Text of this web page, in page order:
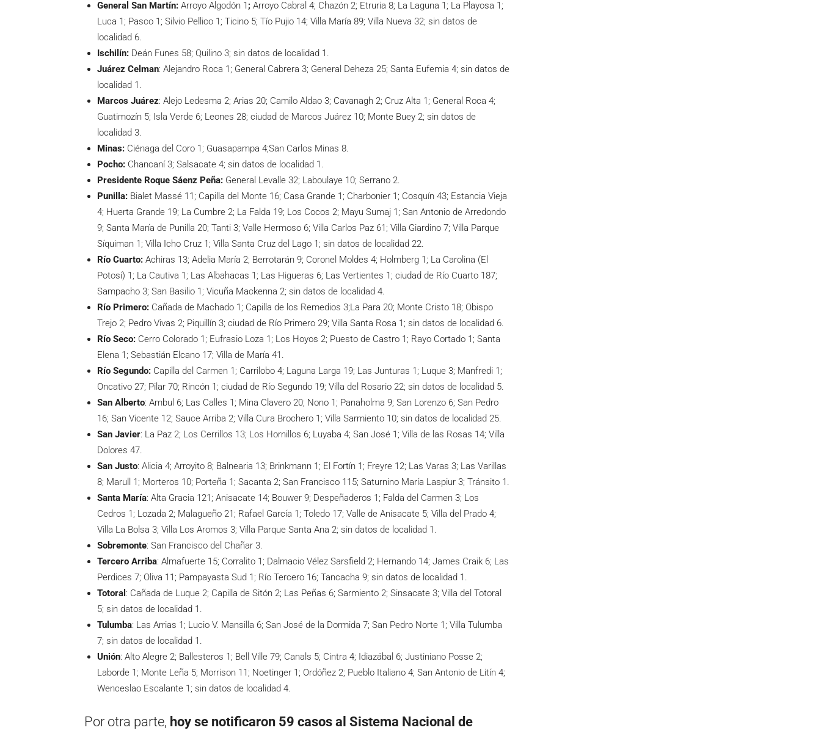
General San Martín: Arroyo Algodón 1 ; Arroyo Cabral 4; Chazón 2; Etruria 8; La Laguna 1; La Playosa 1;
Luca 1; Pasco 1; Silvio Pellico 1; Ticino 5; Tío Pujio 14; Villa María 89; Villa Nueva 32; sin datos de
localidad 6.
Ischilín: Deán Funes 58; Quilino 3; sin datos de localidad 1.
Juárez Celman: Alejandro Roca 1; General Cabrera 3; General Deheza 25; Santa Eufemia 4; sin datos de
localidad 1.
Marcos Juárez: Alejo Ledesma 2; Arias 20; Camilo Aldao 3; Cavanagh 2; Cruz Alta 1; General Roca 4;
Guatimozín 5; Isla Verde 6; Leones 28; ciudad de Marcos Juárez 10; Monte Buey 2; sin datos de
localidad 3.
Minas: Ciénaga del Coro 1; Guasapampa 4;San Carlos Minas 8.
Pocho: Chancaní 3; Salsacate 4; sin datos de localidad 1.
Presidente Roque Sáenz Peña: General Levalle 32; Laboulaye 10; Serrano 2.
Punilla: Bialet Massé 11; Capilla del Monte 16; Casa Grande 1; Charbonier 1; Cosquín 43; Estancia Vieja
4; Huerta Grande 19; La Cumbre 2; La Falda 19; Los Cocos 2; Mayu Sumaj 1; San Antonio de Arredondo
9; Santa María de Punilla 20; Tanti 3; Valle Hermoso 6; Villa Carlos Paz 61; Villa Giardino 7; Villa Parque
Síquiman 1; Villa Icho Cruz 1; Villa Santa Cruz del Lago 1; sin datos de localidad 22.
Río Cuarto: Achiras 13; Adelia María 2; Berrotarán 9; Coronel Moldes 4; Holmberg 1; La Carolina (El
Potosí) 1; La Cautiva 1; Las Albahacas 1; Las Higueras 6; Las Vertientes 1; ciudad de Río Cuarto 187;
Sampacho 3; San Basilio 1; Vicuña Mackenna 2; sin datos de localidad 4.
Río Primero: Cañada de Machado 1; Capilla de los Remedios 3;La Para 20; Monte Cristo 18; Obispo
Trejo 2; Pedro Vivas 2; Piquillín 3; ciudad de Río Primero 29; Villa Santa Rosa 1; sin datos de localidad 6.
Río Seco: Cerro Colorado 1; Eufrasio Loza 1; Los Hoyos 2; Puesto de Castro 1; Rayo Cortado 1; Santa
Elena 1; Sebastián Elcano 17; Villa de María 41.
Río Segundo: Capilla del Carmen 1; Carrilobo 4; Laguna Larga 19; Las Junturas 1; Luque 3; Manfredi 1;
Oncativo 27; Pilar 70; Rincón 1; ciudad de Río Segundo 19; Villa del Rosario 22; sin datos de localidad 5.
San Alberto: Ambul 6; Las Calles 1; Mina Clavero 20; Nono 1; Panaholma 9; San Lorenzo 6; San Pedro
16; San Vicente 12; Sauce Arriba 2; Villa Cura Brochero 1; Villa Sarmiento 10; sin datos de localidad 25.
San Javier: La Paz 2; Los Cerrillos 13; Los Hornillos 6; Luyaba 4; San José 1; Villa de las Rosas 14; Villa
Dolores 47.
San Justo: Alicia 4; Arroyito 8; Balnearia 13; Brinkmann 1; El Fortín 1; Freyre 12; Las Varas 3; Las Varillas
8; Marull 1; Morteros 10; Porteña 1; Sacanta 2; San Francisco 115; Saturnino María Laspiur 3; Tránsito 1.
Santa María: Alta Gracia 121; Anisacate 14; Bouwer 9; Despeñaderos 1; Falda del Carmen 3; Los
Cedros 1; Lozada 2; Malagueño 21; Rafael García 1; Toledo 17; Valle de Anisacate 5; Villa del Prado 4;
Villa La Bolsa 3; Villa Los Aromos 3; Villa Parque Santa Ana 2; sin datos de localidad 1.
Sobremonte: San Francisco del Chañar 3.
Tercero Arriba: Almafuerte 15; Corralito 1; Dalmacio Vélez Sarsfield 2; Hernando 14; James Craik 6; Las
Perdices 7; Oliva 11; Pampayasta Sud 1; Río Tercero 16; Tancacha 9; sin datos de localidad 1.
Totoral : Cañada de Luque 2; Capilla de Sitón 2; Las Peñas 6; Sarmiento 2; Sinsacate 3; Villa del Totoral
5; sin datos de localidad 1.
Tulumba: Las Arrias 1; Lucio V. Mansilla 6; San José de la Dormida 7; San Pedro Norte 1; Villa Tulumba
7; sin datos de localidad 1.
Unión: Alto Alegre 2; Ballesteros 1; Bell Ville 79; Canals 5; Cintra 4; Idiazábal 6; Justiniano Posse 2;
Laborde 1; Monte Leña 5; Morrison 11; Noetinger 1; Ordóñez 2; Pueblo Italiano 4; San Antonio de Litín 4;
Wenceslao Escalante 1; sin datos de localidad 4.
Por otra parte, hoy se notificaron 59 casos al Sistema Nacional de